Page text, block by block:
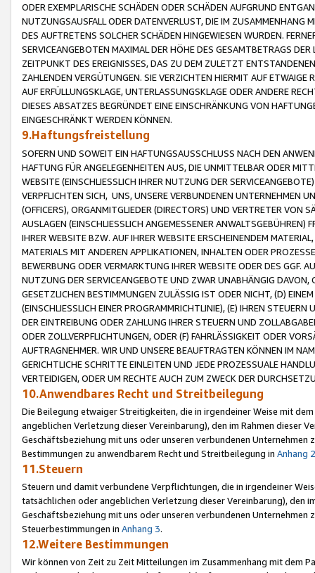
ODER EXEMPLARISCHE SCHÄDEN ODER SCHÄDEN AUFGRUND
NUTZUNGSAUSFALL ODER DATENVERLUST, DIE IM ZUSAMMENHANG
DES AUFTRETENS SOLCHER SCHÄDEN HINGEWIESEN WURDEN.
SERVICEANGEBOTEN MAXIMAL DER HÖHE DES GESAMTBETRAGS
ZEITPUNKT DES EREIGNISSES, DAS ZU DEM ZULETZT
ZAHLENDEN VERGÜTUNGEN. SIE VERZICHTEN HIERMIT AUF
AUF ERFÜLLUNGSKLAGE, UNTERLASSUNGSKLAGE ODER ANDERE
DIESES ABSATZES BEGRÜNDET EINE EINSCHRÄNKUNG VON
EINGESCHRÄNKT WERDEN KÖNNEN.
9.Haftungsfreistellung
SOFERN UND SOWEIT EIN HAFTUNGSAUSSCHLUSS NACH DEN
HAFTUNG FÜR ANGELEGENHEITEN AUS, DIE UNMITTELBAR ODER
WEBSITE (EINSCHLIESSLICH IHRER NUTZUNG DER
VERPFLICHTEN SICH, UNS, UNSERE VERBUNDENEN UNTERNEHMEN
(OFFICERS), ORGANMITGLIEDER (DIRECTORS) UND VERTRETER VON
AUSLAGEN (EINSCHLIESSLICH ANGEMESSENER
IHRER WEBSITE BZW. AUF IHRER WEBSITE ERSCHEINENDEM
MATERIALS MIT ANDEREN APPLIKATIONEN, INHALTEN ODER
BEWERBUNG ODER VERMARKTUNG IHRER WEBSITE ODER DES GGF.
NUTZUNG DER SERVICEANGEBOTE UND ZWAR UNABHÄNGIG
GESETZLICHEN BESTIMMUNGEN ZULÄSSIG IST ODER NICHT, (D)
(EINSCHLIESSLICH EINER PROGRAMMRICHTLINIE), (E) IHREN
DER EINTREIBUNG ODER ZAHLUNG IHRER STEUERN UND
ODER ZOLLVERPFLICHTUNGEN, ODER (F) FAHRLÄSSIGKEIT ODER
AUFTRAGNEHMER. WIR UND UNSERE BEAUFTRAGTEN KÖNNEN IM
GERICHTLICHE SCHRITTE EINLEITEN UND JEDE PROZESSUALE
VERTEIDIGEN, ODER UM RECHTE AUCH ZUM ZWECK DER
10.Anwendbares Recht und Streitbeilegung
Die Beilegung etwaiger Streitigkeiten, die in irgendeiner Weise mit
angeblichen Verletzung dieser Vereinbarung), den im Rahmen dieser
Geschäftsbeziehung mit uns oder unseren verbundenen
Bestimmungen zu anwendbarem Recht und Streitbeilegung in Anhang 2
11.Steuern
Steuern und damit verbundene Verpflichtungen, die in irgendeiner
tatsächlichen oder angeblichen Verletzung dieser Vereinbarung), den
Geschäftsbeziehung mit uns oder unseren verbundenen
Steuerbestimmungen in Anhang 3.
12.Weitere Bestimmungen
Wir können von Zeit zu Zeit Mitteilungen im Zusammenhang mit dem